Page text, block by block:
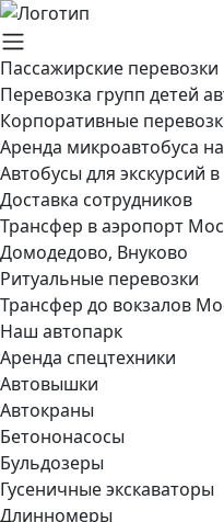
Пассажирские перевозки
Перевозка групп детей
Корпоративные
Аренда микроавтобуса
Автобусы для экскурсий
Доставка сотрудников
Трансфер в аэропорт
Домодедово, Внуково
Ритуальные перевозки
Трансфер до вокзалов
Наш автопарк
Аренда спецтехники
Автовышки
Автокраны
Бетононасосы
Бульдозеры
Гусеничные экскаваторы
Длинномеры